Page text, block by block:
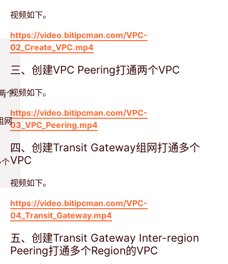
个
网
视频如下。
https://video.bitipcman.com/VPC-
02_Create_VPC.mp4
三、创建VPC Peering打通两个VPC
视频如下。
https://video.bitipcman.com/VPC-
03_VPC_Peering.mp4
四、创建Transit Gateway组网打通多个
VPC
视频如下。
https://video.bitipcman.com/VPC-
04_Transit_Gateway.mp4
五、创建Transit Gateway Inter-region
Peering打通多个Region的VPC